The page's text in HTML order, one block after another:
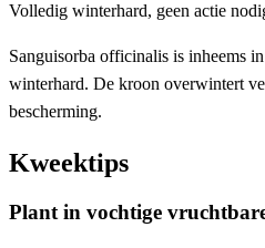
Volledig winterhard, geen actie
Sanguisorba officinalis is inheems
winterhard. De kroon overwintert
bescherming.
Kweektips
Plant in vochtige